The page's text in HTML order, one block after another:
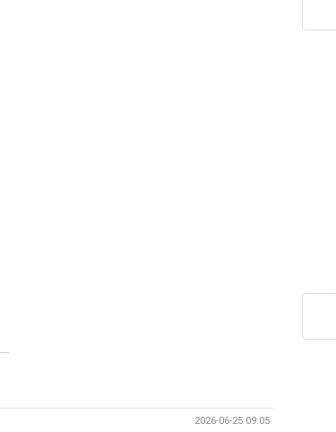
2026-06-25 09:05